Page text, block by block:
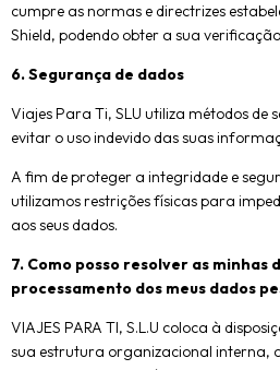
cumpre as normas e directrizes
Shield, podendo obter a sua
6. Segurança de dados
Viajes Para Ti, SLU utiliza métodos
evitar o uso indevido das suas
A fim de proteger a integridade e
utilizamos restrições físicas para
aos seus dados.
7. Como posso resolver as minhas
processamento dos meus dados
VIAJES PARA TI, S.L.U coloca à
sua estrutura organizacional interna,